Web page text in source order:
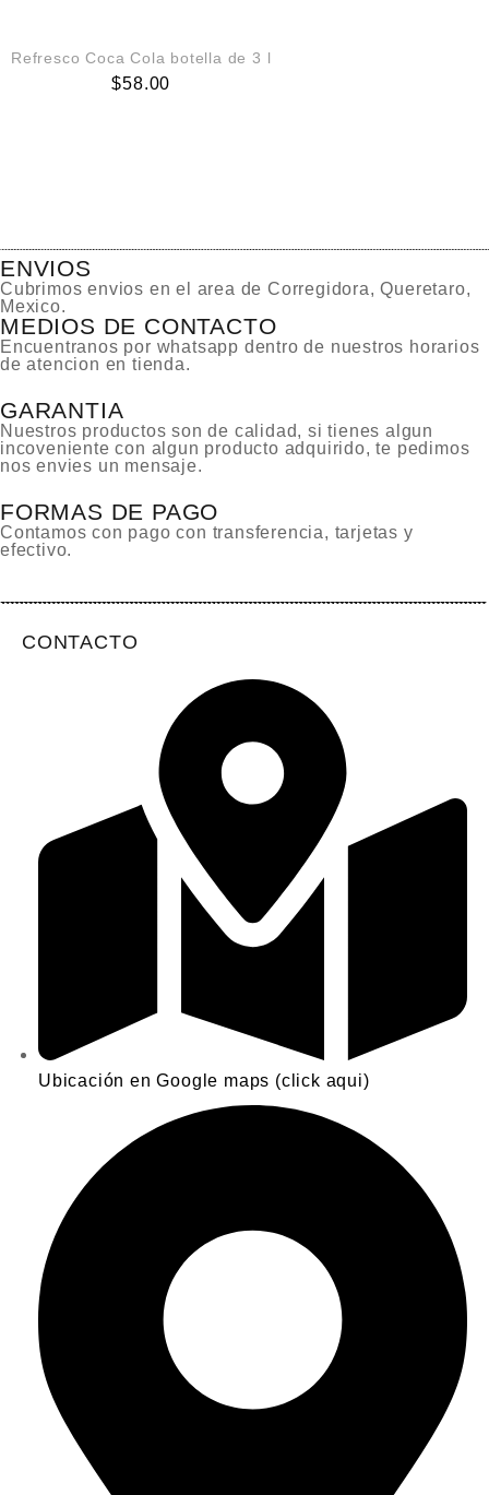
Refresco Coca Cola botella de 3 l
$58.00
ENVIOS
Cubrimos envios en el area de Corregidora, Queretaro,
Mexico.
MEDIOS DE CONTACTO
Encuentranos por whatsapp dentro de nuestros horarios
de atencion en tienda.
GARANTIA
Nuestros productos son de calidad, si tienes algun
incoveniente con algun producto adquirido, te pedimos
nos envies un mensaje.
FORMAS DE PAGO
Contamos con pago con transferencia, tarjetas y
efectivo.
CONTACTO
Ubicación en Google maps (click aqui)